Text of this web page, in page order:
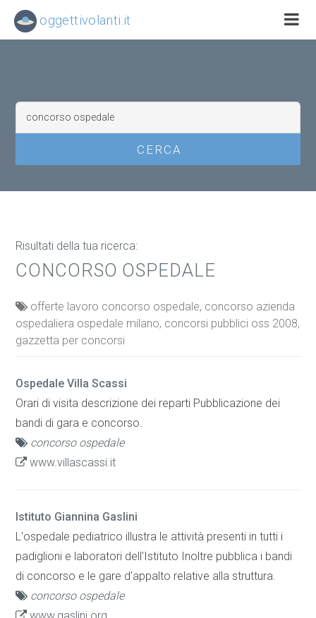
Risultati della tua ricerca:
CONCORSO OSPEDALE
offerte lavoro concorso ospedale, concorso azienda
ospedaliera ospedale milano, concorsi pubblici oss 2008,
gazzetta per concorsi
Ospedale Villa Scassi
Orari di visita descrizione dei reparti Pubblicazione dei
bandi di gara e concorso.
concorso ospedale
www.villascassi.it
Istituto Giannina Gaslini
L'ospedale pediatrico illustra le attività presenti in tutti i
padiglioni e laboratori dell'Istituto Inoltre pubblica i bandi
di concorso e le gare d'appalto relative alla struttura.
concorso ospedale
oggettivolanti.it